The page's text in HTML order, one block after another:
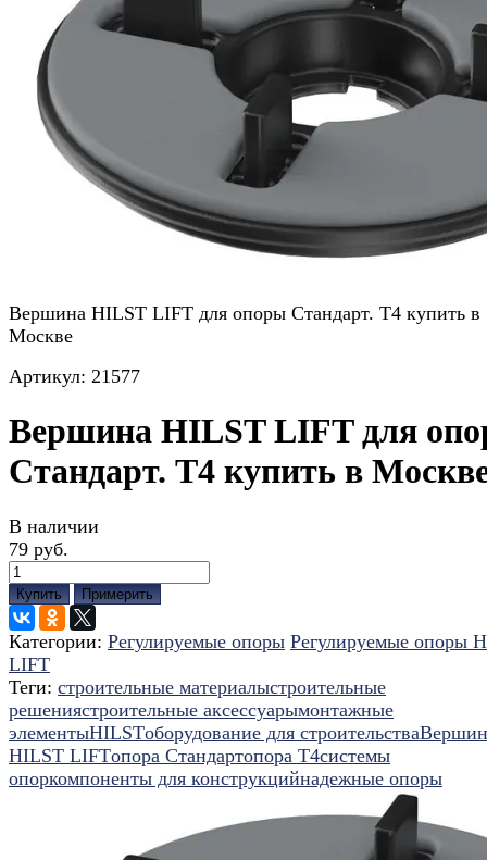
Вершина HILST LIFT для опоры Стандарт. Т4 купить в
Москве
Артикул: 21577
Вершина HILST LIFT для
Стандарт. Т4 купить в
В наличии
79 руб.
Купить Примерить
Категории: Регулируемые опоры Регулируемые опоры
LIFT
Теги: строительные материалыстроительные
решениястроительные аксессуарымонтажные
элементыHILSTоборудование для строительства
HILST LIFTопора Стандартопора Т4системы
опоркомпоненты для конструкцийнадежные опоры